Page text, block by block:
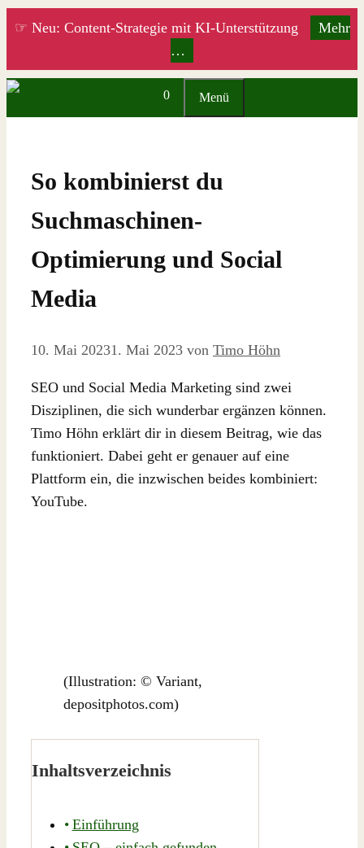
Zum
☞ Neu: Content-Strategie mit KI-Unterstützung
Mehr
…
0 Menü
So kombinierst du
Suchmaschinen-
Optimierung und Social
Media
10. Mai 20231. Mai 2023 von Timo Höhn
SEO und Social Media Marketing sind zwei
Disziplinen, die sich wunderbar ergänzen können.
Timo Höhn erklärt dir in diesem Beitrag, wie das
funktioniert. Dabei geht er genauer auf eine
Plattform ein, die inzwischen beides kombiniert:
YouTube.
(Illustration: © Variant,
depositphotos.com)
Inhaltsverzeichnis
Einführung